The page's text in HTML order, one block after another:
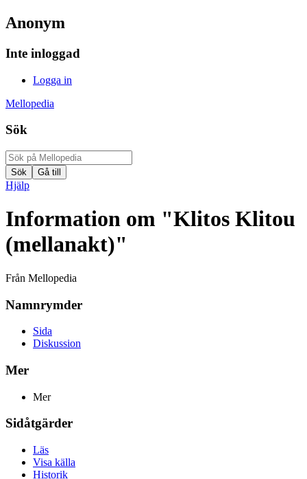
Anonym
Inte inloggad
Logga in
Mellopedia
Sök
Hjälp
Information om "Klitos Klitou
(mellanakt)"
Från Mellopedia
Namnrymder
Sida
Diskussion
Mer
Mer
Sidåtgärder
Läs
Visa källa
Historik